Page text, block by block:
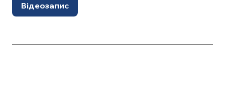
Відеозапис